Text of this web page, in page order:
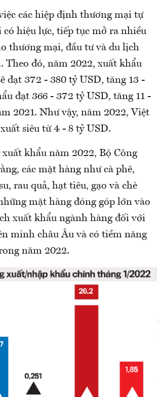
các hiệp định thương mại tự
có hiệu lực, tiếp tục mở ra nhiều
thương mại, đầu tư và du lịch
Theo đó, năm 2022, xuất khẩu
đạt 372 - 380 tỷ USD, tăng 13 -
đạt 366 - 372 tỷ USD, tăng 11 -
2021. Như vậy, năm 2022, Việt
siêu từ 4 - 8 tỷ USD.
khẩu năm 2022, Bộ Công
các mặt hàng như cà phê,
rau quả, hạt tiêu, gạo và chè
mặt hàng đóng góp lớn vào
xuất khẩu ngành hàng đối với
minh châu Âu và có tiềm năng
năm 2022.